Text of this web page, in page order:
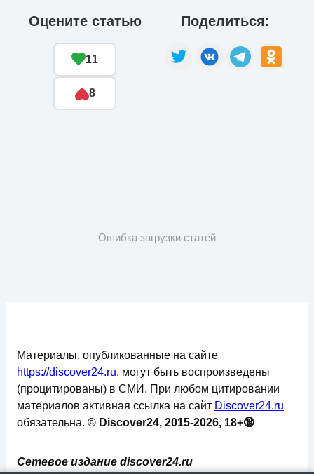
Оцените статью
11
8
Поделиться:
Ошибка загрузки статей
Сетевое издание discover24.ru
Материалы, опубликованные на сайте
https://discover24.ru, могут быть воспроизведены
(процитированы) в СМИ. При любом цитировании
материалов активная ссылка на сайт Discover24.ru
обязательна. © Discover24, 2015-2026, 18+🔞